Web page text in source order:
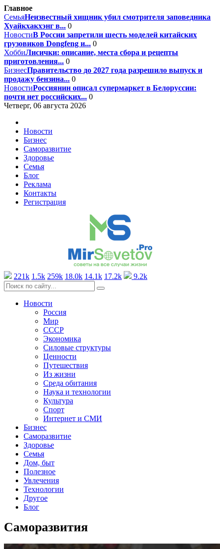
Главное
СемьяНеизвестный хищник убил смотрителя заповедника
Хуайкхакхэнг в... 0
НовостиВ России запретили шесть моделей китайских
грузовиков Dongfeng и... 0
ХоббиЛисички: описание, места сбора и рецепты
приготовления... 0
БизнесПравительство до 2027 года разрешило выпуск и
продажу бензина... 0
НовостиРоссиянин описал супермаркет в Белоруссии:
почти нет российских... 0
Четверг, 06 августа 2026
Новости
Бизнес
Саморазвитие
Здоровье
Семья
Блог
Реклама
Контакты
Регистрация
221k 1.5k 259k 18.0k 14.1k 17.2k 9.2k
Новости
Россия
Мир
СССР
Экономика
Силовые структуры
Ценности
Путешествия
Из жизни
Среда обитания
Наука и технологии
Культура
Спорт
Интернет и СМИ
Бизнес
Саморазвитие
Здоровье
Семья
Дом, быт
Полезное
Увлечения
Технологии
Другое
Блог
Саморазвития